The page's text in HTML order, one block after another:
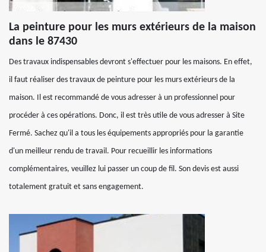
La peinture pour les murs extérieurs de la maison
dans le 87430
Des travaux indispensables devront s'effectuer pour les maisons. En effet,
il faut réaliser des travaux de peinture pour les murs extérieurs de la
maison. Il est recommandé de vous adresser à un professionnel pour
procéder à ces opérations. Donc, il est très utile de vous adresser à Site
Fermé. Sachez qu'il a tous les équipements appropriés pour la garantie
d'un meilleur rendu de travail. Pour recueillir les informations
complémentaires, veuillez lui passer un coup de fil. Son devis est aussi
totalement gratuit et sans engagement.